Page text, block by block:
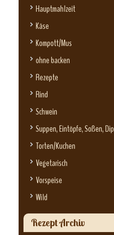
Hauptmahlzeit
Käse
Kompott/Mus
ohne backen
Rezepte
Rind
Schwein
Suppen, Eintöpfe, Soßen, Dip
Torten/Kuchen
Vegetarisch
Vorspeise
Wild
Rezept Archiv